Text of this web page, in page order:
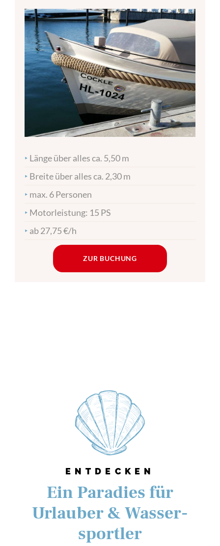
‣ Länge über alles ca. 5,50 m
‣ Breite über alles ca. 2,30 m
‣ max. 6 Personen
‣ Motorleistung: 15 PS
‣ ab 27,75 €/h
ZUR BUCHUNG
ENTDECKEN
Ein Paradies für
Urlauber & Wasser­
sportler